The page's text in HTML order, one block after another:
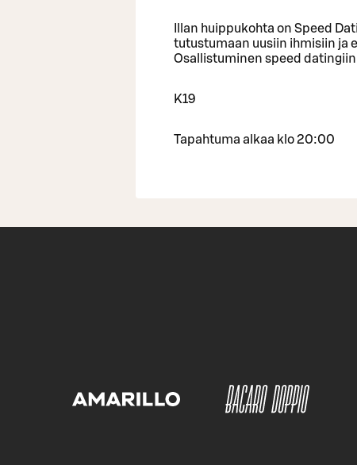
Illan huippukohta on Speed
tutustumaan uusiin ihmisiin ja
Osallistuminen speed
K19
Tapahtuma alkaa klo 20:00